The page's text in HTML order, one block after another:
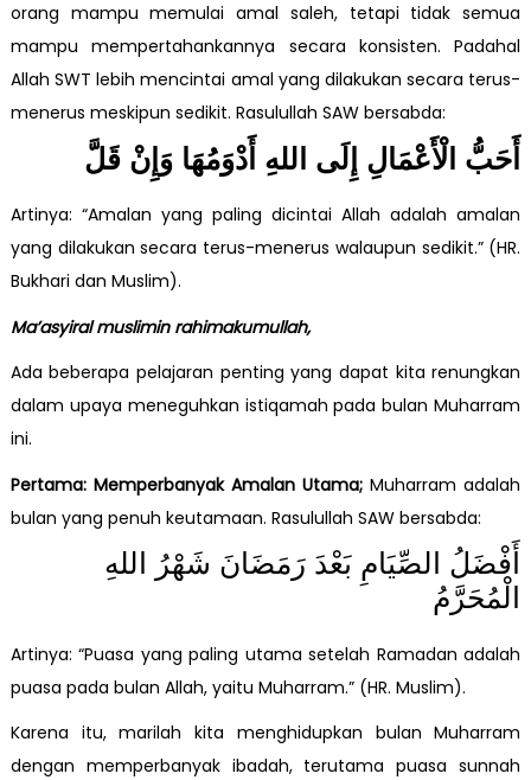
orang mampu memulai amal saleh, tetapi tidak semua
mampu mempertahankannya secara konsisten. Padahal
Allah SWT lebih mencintai amal yang dilakukan secara terus-
menerus meskipun sedikit. Rasulullah SAW bersabda:
أَحَبُّ الْأَعْمَالِ إِلَى اللهِ أَدْوَمُهَا وَإِنْ قَلَّ
Artinya: “Amalan yang paling dicintai Allah adalah amalan
yang dilakukan secara terus-menerus walaupun sedikit.” (HR.
Bukhari dan Muslim).
Ma’asyiral muslimin rahimakumullah,
Ada beberapa pelajaran penting yang dapat kita renungkan
dalam upaya meneguhkan istiqamah pada bulan Muharram
ini.
Pertama: Memperbanyak Amalan Utama;Muharram adalah
bulan yang penuh keutamaan. Rasulullah SAW bersabda:
أَفْضَلُ الصِّيَامِ بَعْدَ رَمَضَانَ شَهْرُ اللهِ
الْمُحَرَّمُ
Artinya: “Puasa yang paling utama setelah Ramadan adalah
puasa pada bulan Allah, yaitu Muharram.” (HR. Muslim).
Karena itu, marilah kita menghidupkan bulan Muharram
dengan memperbanyak ibadah, terutama puasa sunnah